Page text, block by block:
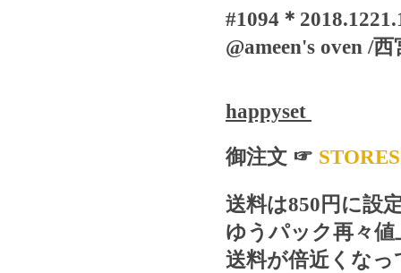
#1094 ＊
@ameen's oven /西
happyset
御注文 ☞ STORES
送料は850 円に設
ゆうパック再々
送料が倍近くな